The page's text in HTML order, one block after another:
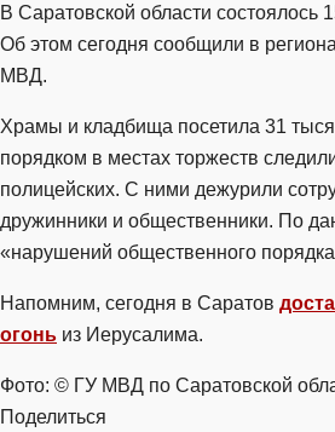
В Саратовской области состоялось
Об этом сегодня сообщили в
МВД.
Храмы и кладбища посетила 31
порядком в местах торжеств
полицейских. С ними дежурили
дружинники и общественники. По
«нарушений общественного
Напомним, сегодня в Саратов
огонь из Иерусалима.
Фото: © ГУ МВД по Саратовской
Поделиться